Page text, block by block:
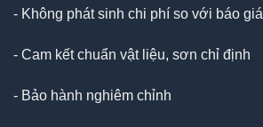
- Không phát sinh chi phí so với báo giá
- Cam kết chuẩn vật liệu, sơn chỉ định
- Bảo hành nghiêm chỉnh